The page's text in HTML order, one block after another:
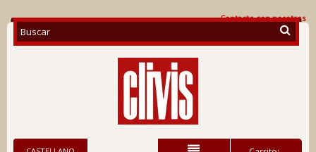
Contacte con nosotros